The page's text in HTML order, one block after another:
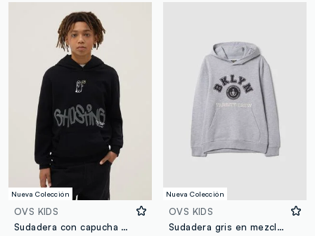
Nueva Colección
OVS KIDS
Sudadera con capucha de algodón puro negra para chico, ajuste regular
Nueva Colección
OVS KIDS
Sudadera gris en mezcla de algodón y viscosa con capucha, relaxed fit, para niño